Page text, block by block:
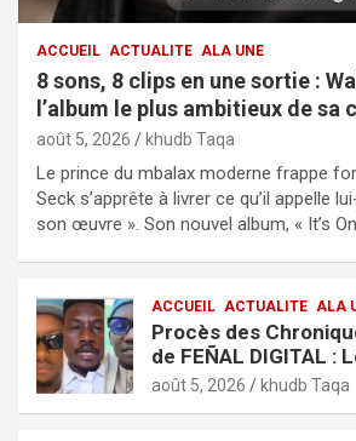
ACCUEIL ACTUALITE ALA UNE
8 sons, 8 clips en une sortie :
l’album le plus ambitieux de sa
Only Love »
août 5, 2026 khudb Taqa
Le prince du mbalax moderne frappe
Seck s’apprête à livrer ce qu’il appelle
son œuvre ». Son nouvel album, « It’s
ACCUEIL ACTUALITE ALA
Procès des
de FEÑAL DIGITAL :
tombé
août 5, 2026 khudb Taqa